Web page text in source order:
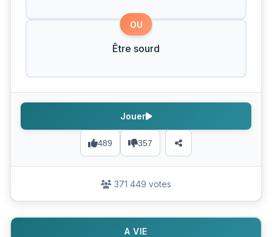
OU
Être sourd
489 357
Jouer
371 449 votes
A VIE